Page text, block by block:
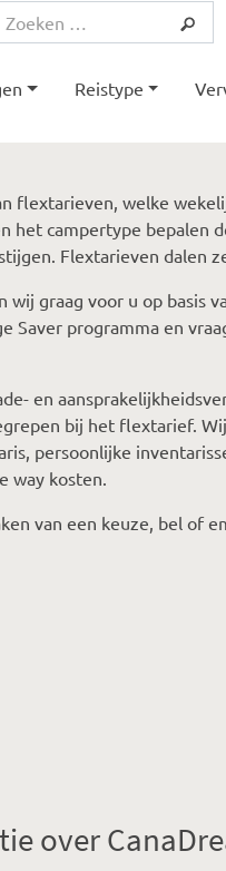
Reistype
flextarieven, welke
het campertype bepalen
Flextarieven dalen
wij graag voor u op
Saver programma en
en
bij het flextarief.
persoonlijke
way kosten.
van een keuze, bel of
over